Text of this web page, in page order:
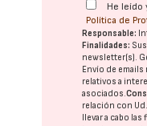
He leído
Política de
Responsable:
Finalidades:
newsletter(s).
Envío de
relativos a
asociados.
relación con
llevar a cabo